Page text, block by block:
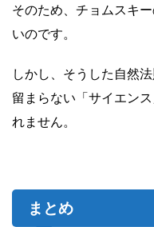
そのため、チョムスキ
いのです。
しかし、そうした自然
留まらない「サイエン
れません。
まとめ